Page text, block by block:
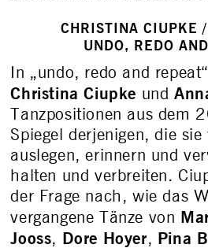
CHRISTINA CIUPKE
UNDO, REDO
In „undo, redo and
Christina Ciupke und
Tanzpositionen aus dem
Spiegel derjenigen, die
auslegen, erinnern und
halten und verbreiten.
der Frage nach, wie das
vergangene Tänze von
Jooss, Dore Hoyer, Pina